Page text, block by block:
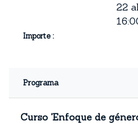
22
Importe :
Programa
Curso 'Enfoque de